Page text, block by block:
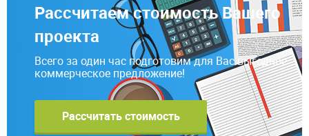
Рассчитаем стоимость Вашего
проекта
Всего за один час подготовим для Вас выгодное
коммерческое предложение!
Рассчитать стоимость